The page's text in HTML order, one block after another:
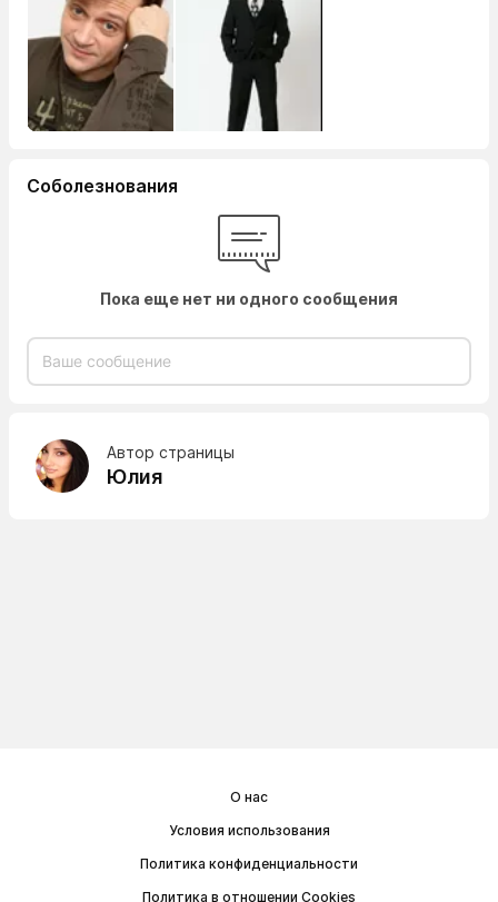
Соболезнования
Пока еще нет ни одного сообщения
Автор страницы
Юлия
О нас
Условия использования
Политика конфиденциальности
Политика в отношении Cookies